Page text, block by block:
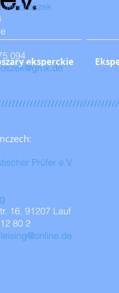
eksperckie
Jendroszek
094
Prüfer e.V.
16, 91207 Lauf
80 2